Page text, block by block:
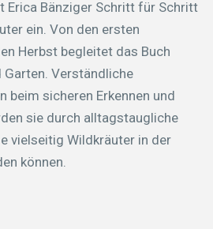
Erica Bänziger Schritt für Schritt
ein. Von den ersten
Herbst begleitet das Buch
Garten. Verständliche
beim sicheren Erkennen und
sie durch alltagstaugliche
vielseitig Wildkräuter in der
können.